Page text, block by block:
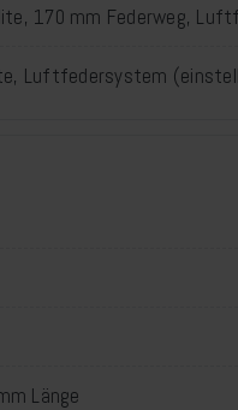
170 mm Federweg,
Luftfedersystem
Länge